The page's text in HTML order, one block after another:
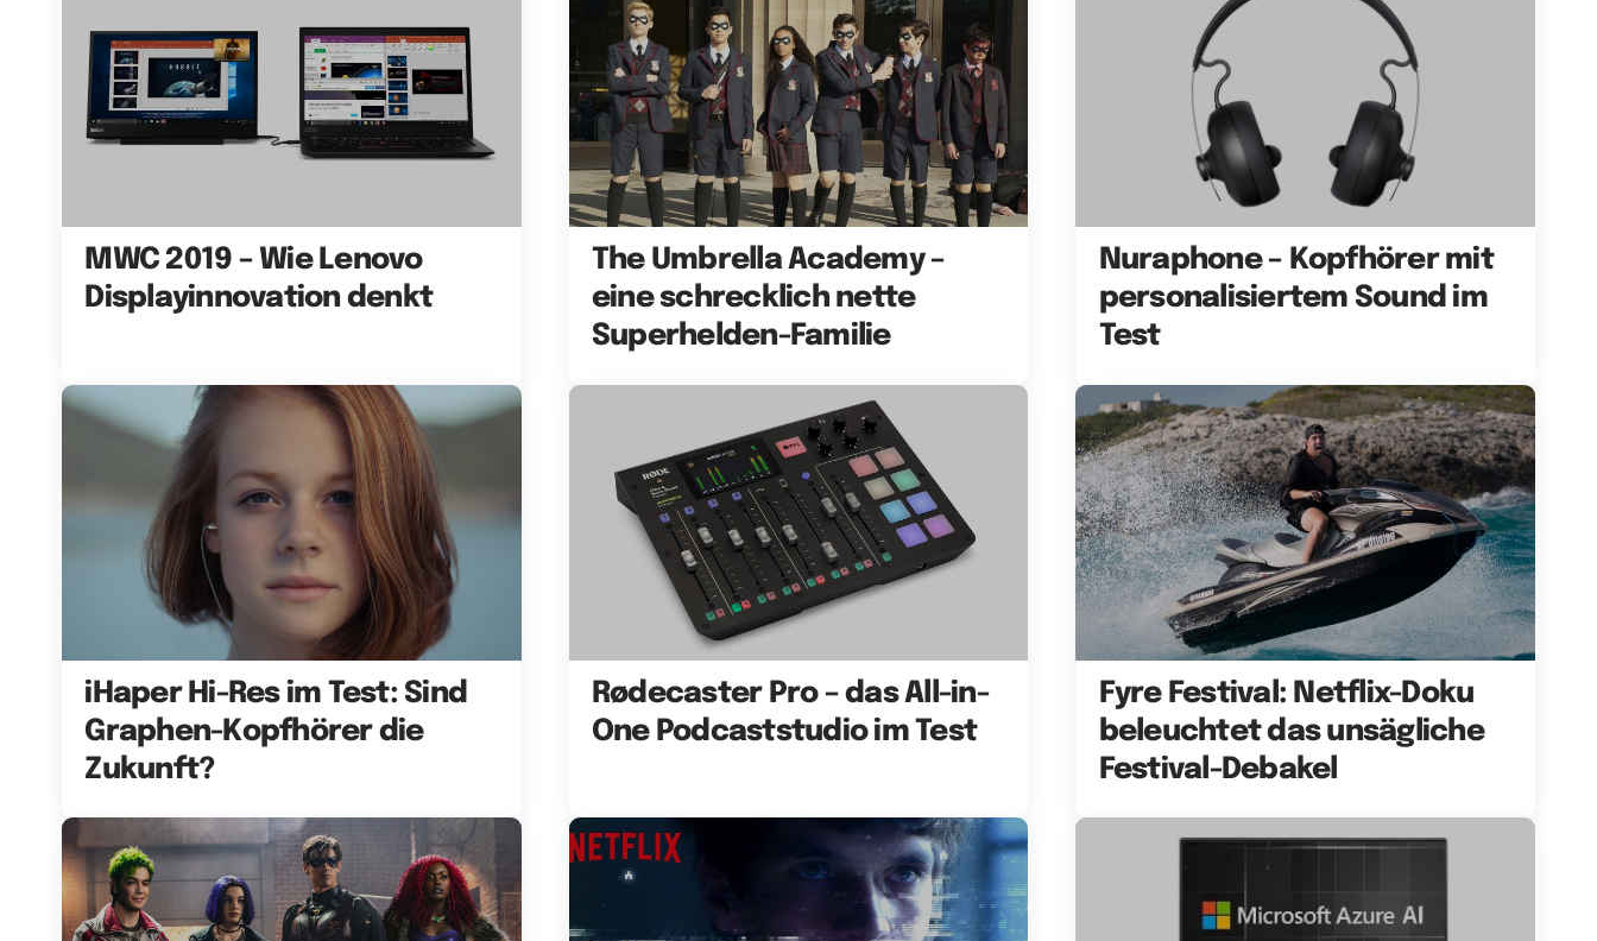
MWC 2019 – Wie Lenovo
Displayinnovation denkt
The Umbrella Academy –
eine schrecklich nette
Superhelden-Familie
Nuraphone – Kopfhörer mit
personalisiertem Sound im
Test
iHaper Hi-Res im Test: Sind
Graphen-Kopfhörer die
Zukunft?
Rødecaster Pro – das All-in-
One Podcaststudio im Test
Fyre Festival: Netflix-Doku
beleuchtet das unsägliche
Festival-Debakel